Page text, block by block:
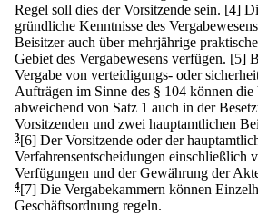
Regel soll dies der Vorsitzende sein. [4]
gründliche Kenntnisse des
Beisitzer auch über mehrjährige
Gebiet des Vergabewesens verfügen. [5]
Vergabe von verteidigungs- oder
Aufträgen im Sinne des § 104 können die
abweichend von Satz 1 auch in der
Vorsitzenden und zwei hauptamtlichen
3[6] Der Vorsitzende oder der
Verfahrensentscheidungen einschließlich
Verfügungen und der Gewährung der
4[7] Die Vergabekammern können
Geschäftsordnung regeln.